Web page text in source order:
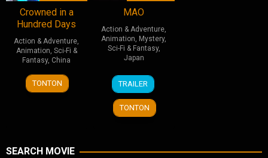
Crowned in a
Hundred Days
Action & Adventure,
Animation, Sci-Fi &
Fantasy, China
3
Jul
TONTON
MAO
Action & Adventure,
Animation, Mystery,
Sci-Fi & Fantasy,
Japan
4
Apr
2026
TRAILER
TONTON
SEARCH MOVIE